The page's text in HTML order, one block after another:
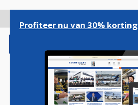
gaan
Profiteer nu van 30% korting